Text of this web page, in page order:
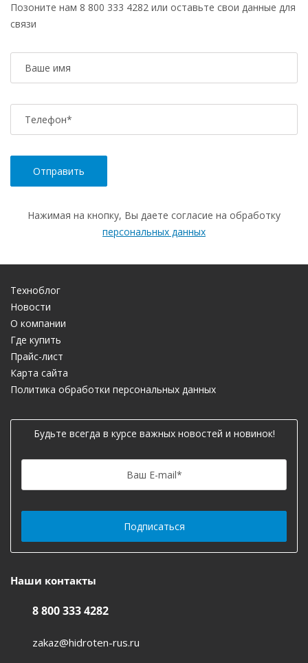
Позоните нам 8 800 333 4282 или оставьте свои данные для
связи
Ваше имя
Телефон*
Нажимая на кнопку, Вы даете согласие на обработку
персональных данных
Техноблог
Новости
О компании
Где купить
Прайс-лист
Карта сайта
Политика обработки персональных данных
Будьте всегда в курсе важных новостей и новинок!
Ваш E-mail*
Наши контакты
8 800 333 4282
zakaz@hidroten-rus.ru